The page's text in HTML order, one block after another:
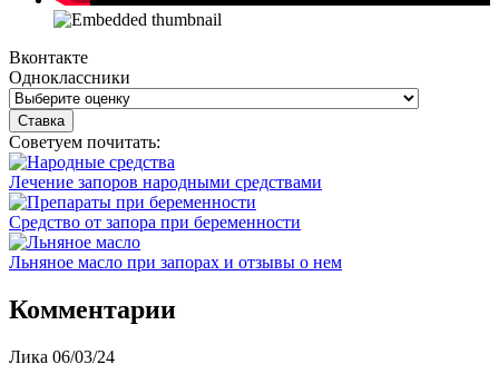
Вконтакте
Одноклассники
Советуем почитать:
Лечение запоров народными средствами
Средство от запора при беременности
Льняное масло при запорах и отзывы о нем
Комментарии
Лика 06/03/24